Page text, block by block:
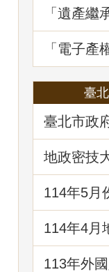
「遺產繼
講堂回顧
「電子產
線1周年
臺
臺北市政
快樂！
地政密技
財
114年5⽉
「都市更
114年4月
日本防災
建物更新
113年外